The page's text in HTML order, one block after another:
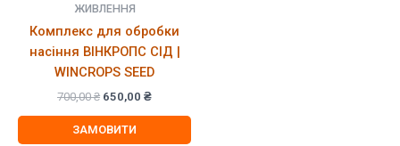
ЖИВЛЕННЯ
Комплекс для обробки
насіння ВІНКРОПС СІД |
WINCROPS SEED
700,00₴ Оригінальна
700,00 ₴.
650,00 ₴Поточна
ЗАМОВИТИ